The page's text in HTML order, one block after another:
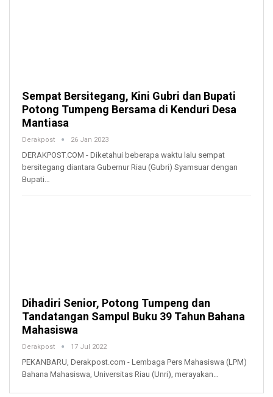
Sempat Bersitegang, Kini Gubri dan Bupati
Potong Tumpeng Bersama di Kenduri Desa
Mantiasa
Derakpost 26 Jan 2023
DERAKPOST.COM - Diketahui beberapa waktu lalu sempat
bersitegang diantara Gubernur Riau (Gubri) Syamsuar dengan
Bupati…
Dihadiri Senior, Potong Tumpeng dan
Tandatangan Sampul Buku 39 Tahun Bahana
Mahasiswa
Derakpost 17 Jul 2022
PEKANBARU, Derakpost.com - Lembaga Pers Mahasiswa (LPM)
Bahana Mahasiswa, Universitas Riau (Unri), merayakan…